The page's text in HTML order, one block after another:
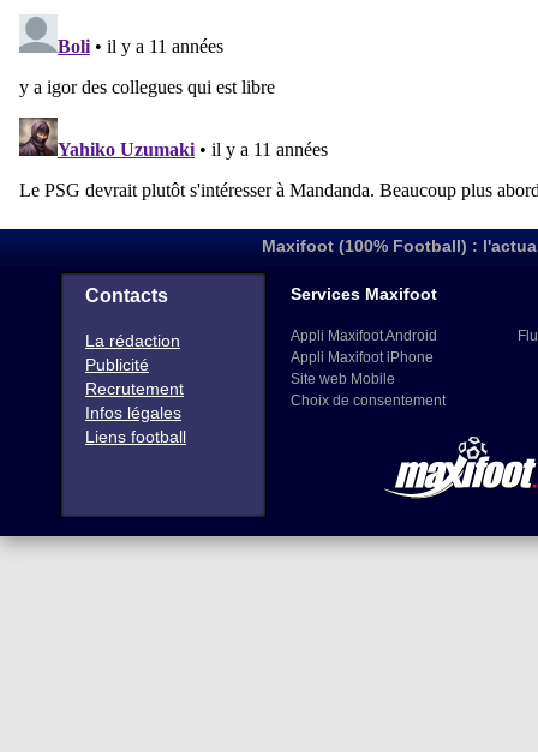
Maxifoot (100% Football) :
Contacts
La rédaction
Publicité
Recrutement
Infos légales
Liens football
Services Maxifoot
Appli Maxifoot Android
Appli Maxifoot iPhone
Site web Mobile
Choix de consentement